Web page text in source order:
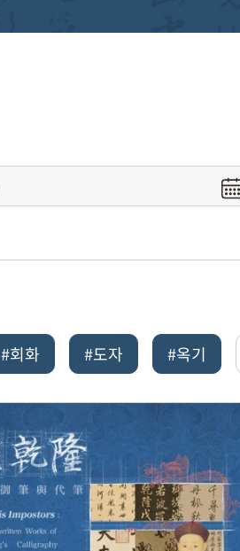
#회화 #도자 #옥기